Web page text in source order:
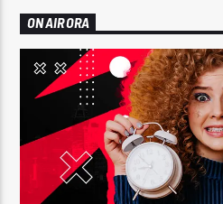
ON AIR ORA